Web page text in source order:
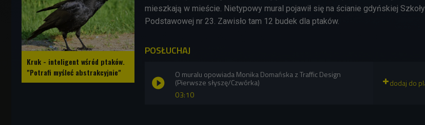
Kruk - inteligent wśród ptaków.
"Potrafi myśleć abstrakcyjnie"
mieszkają w mieście. Nietypowy mural pojawił się na ścianie gdyńskiej Szkoły
Podstawowej nr 23. Zawisło tam 12 budek dla ptaków.
POSŁUCHAJ
03:10
O muralu opowiada Monika Domańska z Traffic Design
(Pierwsze słyszę/Czwórka)